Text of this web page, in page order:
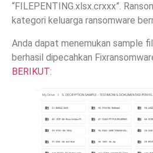
“FILEPENTING.xlsx.crxxx”.
kategori keluarga ransomware
Anda dapat menemukan sample
berhasil dipecahkan
BERIKUT: